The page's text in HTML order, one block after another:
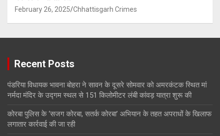
February 26, 2025 Chhattisgarh Crimes
Recent Posts
पंडरिया विधायक भावना बोहरा ने सावन के दूसरे सोमवार को अमरकंटक स्थित मां
नर्मदा मंदिर के उद्गम स्थल से 151 किलोमीटर लंबी कांवड़ यात्रा शुरू की
कोरबा पुलिस के ‘सजग कोरबा, सतर्क कोरबा’ अभियान के तहत अपराधों के खिलाफ
लगातार कार्रवाई की जा रही